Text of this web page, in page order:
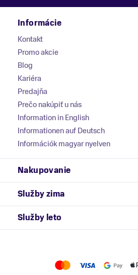
Informácie
Kontakt
Promo akcie
Blog
Kariéra
Predajňa
Prečo nakúpiť u nás
Information in English
Informationen auf Deutsch
Információk magyar nyelven
Nakupovanie
Služby zima
Služby leto